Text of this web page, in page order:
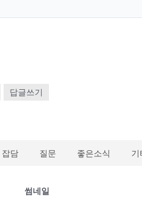
답글쓰기
잡담 질문 좋은소식 기
썸네일